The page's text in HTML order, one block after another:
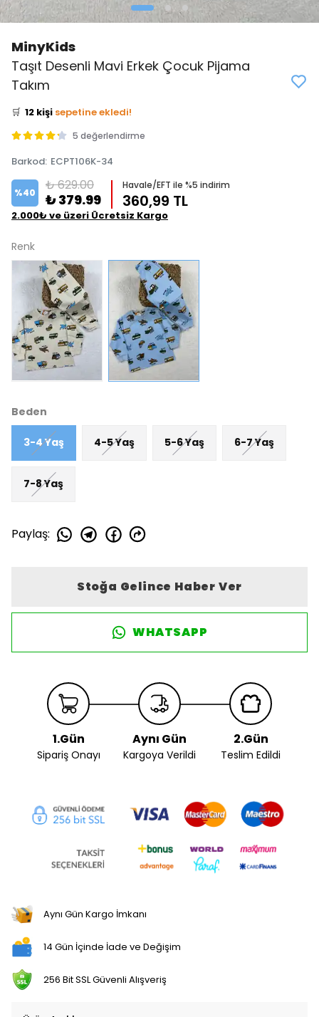
MinyKids
Taşıt Desenli Mavi Erkek Çocuk Pijama
Takım
👀 Şu an
🛒 12 kişi sepetine ekledi!
✅
Bugün 7 adet5 değerlendirme
Barkod: ECPT106K-34
%40 ₺ 629.00
₺ 379.99
Havale/EFT ile %5 indirim
360,99 TL
2.000₺ ve üzeri Ücretsiz Kargo
Renk
Beden
3-4 Yaş 4-5 Yaş 5-6 Yaş 6-7 Yaş
7-8 Yaş
Paylaş:
Stoğa Gelince Haber Ver
WHATSAPP
1.Gün
Sipariş Onayı
Aynı Gün
Kargoya Verildi
2.Gün
Teslim Edildi
Aynı Gün Kargo İmkanı
14 Gün İçinde İade ve Değişim
256 Bit SSL Güvenli Alışveriş